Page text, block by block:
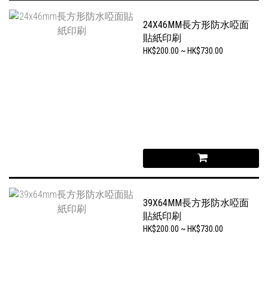
24X46MM長方形防水啞面
貼紙印刷
HK$200.00 ~ HK$730.00
39X64MM長方形防水啞面
貼紙印刷
HK$200.00 ~ HK$730.00